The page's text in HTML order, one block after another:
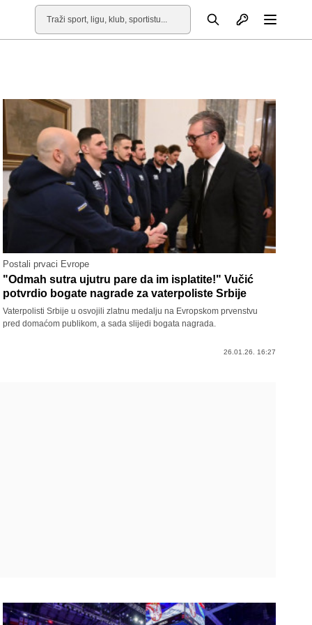
Pretraga Otvori profil
Postali prvaci Evrope
"Odmah sutra ujutru pare da im isplatite!" Vučić
potvrdio bogate nagrade za vaterpoliste Srbije
Vaterpolisti Srbije u osvojili zlatnu medalju na Evropskom prvenstvu
pred domaćom publikom, a sada slijedi bogata nagrada.
26.01.26. 16:27